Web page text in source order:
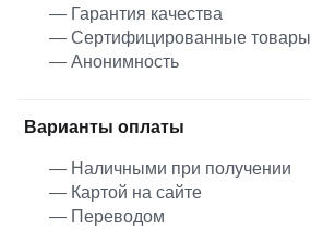
— Гарантия качества
— Сертифицированные товары
— Анонимность
Варианты оплаты
— Наличными при получении
— Картой на сайте
— Переводом